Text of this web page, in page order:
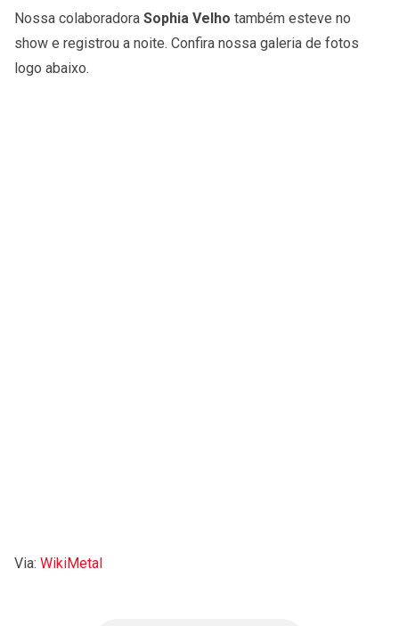
Nossa colaboradora Sophia Velho também esteve no
show e registrou a noite. Confira nossa galeria de fotos
logo abaixo.
Via: WikiMetal